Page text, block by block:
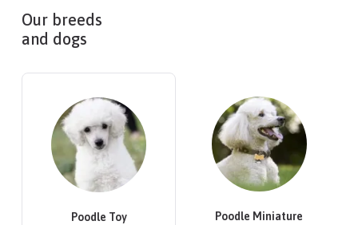
Our breeds
and dogs
Poodle Toy Poodle Miniature